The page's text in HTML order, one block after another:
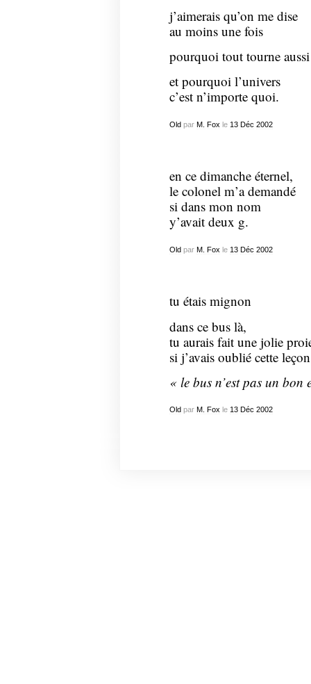
j’aimerais qu’on me dise
au moins une fois
pourquoi tout tourne
et pourquoi l’univers
c’est n’importe quoi.
Oldpar M. Fox le 13 Déc 2002
en ce dimanche éternel,
le colonel m’a demandé
si dans mon nom
y’avait deux g.
Oldpar M. Fox le 13 Déc 2002
tu étais mignon
dans ce bus là,
tu aurais fait une jolie
si j’avais oublié cette
« le bus n’est pas un
Old par M. Fox le 13 Déc 2002